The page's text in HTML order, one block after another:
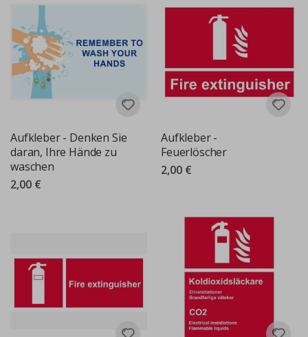
Aufkleber - Denken Sie
daran, Ihre Hände zu
waschen
2,00 €
Aufkleber -
Feuerlöscher
2,00 €